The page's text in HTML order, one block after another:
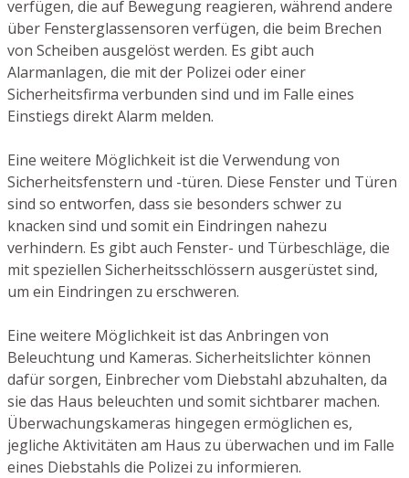
verfügen, die auf Bewegung reagieren, während andere
über Fensterglassensoren verfügen, die beim Brechen
von Scheiben ausgelöst werden. Es gibt auch
Alarmanlagen, die mit der Polizei oder einer
Sicherheitsfirma verbunden sind und im Falle eines
Einstiegs direkt Alarm melden.
Eine weitere Möglichkeit ist die Verwendung von
Sicherheitsfenstern und -türen. Diese Fenster und Türen
sind so entworfen, dass sie besonders schwer zu
knacken sind und somit ein Eindringen nahezu
verhindern. Es gibt auch Fenster- und Türbeschläge, die
mit speziellen Sicherheitsschlössern ausgerüstet sind,
um ein Eindringen zu erschweren.
Eine weitere Möglichkeit ist das Anbringen von
Beleuchtung und Kameras. Sicherheitslichter können
dafür sorgen, Einbrecher vom Diebstahl abzuhalten, da
sie das Haus beleuchten und somit sichtbarer machen.
Überwachungskameras hingegen ermöglichen es,
jegliche Aktivitäten am Haus zu überwachen und im Falle
eines Diebstahls die Polizei zu informieren.